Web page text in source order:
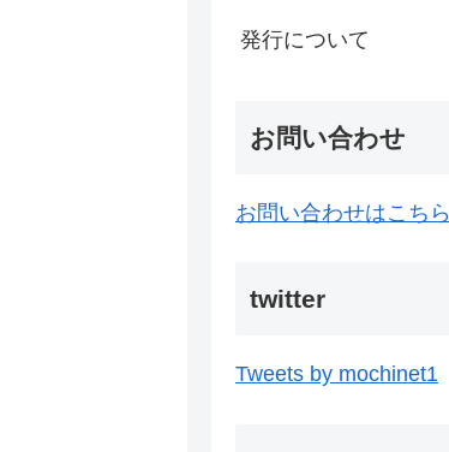
発行について
お問い合わせ
お問い合わせはこちら
twitter
Tweets by mochinet1